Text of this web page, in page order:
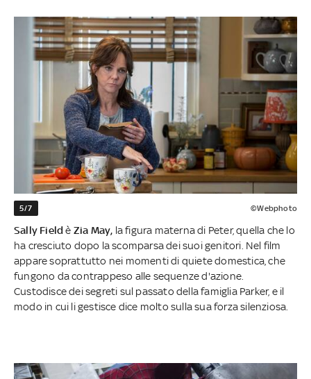
5/7 ©Webphoto
Sally Fieldè Zia May, la figura materna di Peter, quella che lo
ha cresciuto dopo la scomparsa dei suoi genitori. Nel film
appare soprattutto nei momenti di quiete domestica, che
fungono da contrappeso alle sequenze d'azione.
Custodisce dei segreti sul passato della famiglia Parker, e il
modo in cui li gestisce dice molto sulla sua forza silenziosa.